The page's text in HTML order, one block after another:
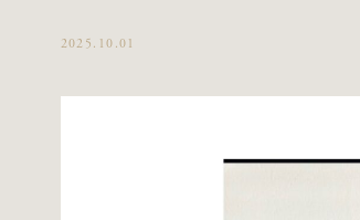
2025.10.01